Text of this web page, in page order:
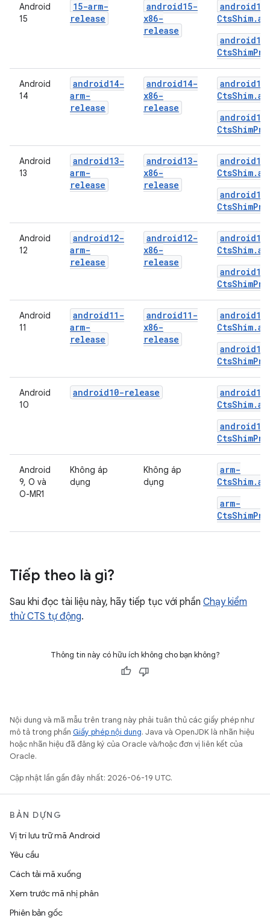
Android
15
15-arm-
release
android15-
x86-
release
Android
14
android14-
arm-
release
android14-
x86-
release
Android
13
android13-
arm-
release
android13-
x86-
release
Android
12
android12-
arm-
release
android12-
x86-
release
Android
11
android11-
arm-
release
android11-
x86-
release
Android
10
android10-release
Android
9, O và
O-MR1
Không áp
dụng
Không áp
dụng
arm-
arm-
Tiếp theo là gì?
Sau khi đọc tài liệu này, hãy tiếp tục với phần Chạy kiểm
thử CTS tự động.
Thông tin này có hữu ích không cho bạn không?
Nội dung và mã mẫu trên trang này phải tuân thủ các giấy phép như
mô tả trong phần Giấy phép nội dung. Java và OpenJDK là nhãn hiệu
hoặc nhãn hiệu đã đăng ký của Oracle và/hoặc đơn vị liên kết của
Oracle.
Cập nhật lần gần đây nhất: 2026-06-19 UTC.
BẢN DỰNG
Vị trí lưu trữ mã Android
Yêu cầu
Cách tải mã xuống
Xem trước mã nhị phân
Phiên bản gốc